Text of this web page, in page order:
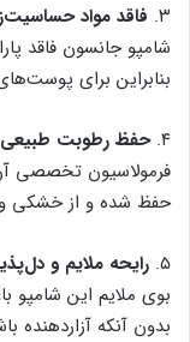
۳. فاقد مواد
شامپو جانسون فاقد
بنابراین برای
۴. حفظ رطوبت
فرمولاسیون تخصصی
حفظ شده و از خشکی
۵. رایحه ملایم و
بوی ملایم این
بدون آنکه آزاردهنده